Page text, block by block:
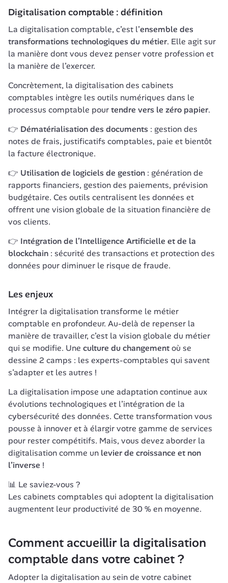
Digitalisation comptable : définition
La digitalisation comptable, c’est l’ensemble des
transformations technologiques du métier. Elle agit sur
la manière dont vous devez penser votre profession et
la manière de l’exercer.
Concrètement, la digitalisation des cabinets
comptables intègre les outils numériques dans le
processus comptable pour tendre vers le zéro papier.
👉 Dématérialisation des documents : gestion des
notes de frais, justificatifs comptables, paie et bientôt
la facture électronique.
👉 Utilisation de logiciels de gestion : génération de
rapports financiers, gestion des paiements, prévision
budgétaire. Ces outils centralisent les données et
offrent une vision globale de la situation financière de
vos clients.
👉 Intégration de l’Intelligence Artificielle et de la
blockchain : sécurité des transactions et protection des
données pour diminuer le risque de fraude.
Les enjeux
Intégrer la digitalisation transforme le métier
comptable en profondeur. Au-delà de repenser la
manière de travailler, c’est la vision globale du métier
qui se modifie. Une culture du changement où se
dessine 2 camps : les experts-comptables qui savent
s’adapter et les autres !
La digitalisation impose une adaptation continue aux
évolutions technologiques et l’intégration de la
cybersécurité des données. Cette transformation vous
pousse à innover et à élargir votre gamme de services
pour rester compétitifs. Mais, vous devez aborder la
digitalisation comme un levier de croissance et non
l’inverse !
📊 Le saviez-vous ?
Les cabinets comptables qui adoptent la digitalisation
augmentent leur productivité de 30 % en moyenne.
Comment accueillir la digitalisation
comptable dans votre cabinet ?
Adopter la digitalisation au sein de votre cabinet